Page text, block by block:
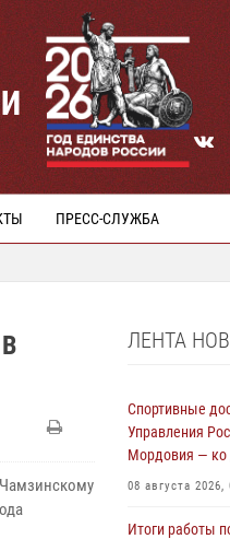
ПРЕСС-СЛУЖБА
ЛЕНТА
Спортивные
Управления
Мордовия — ко
08 августа 2026,
Итоги работы